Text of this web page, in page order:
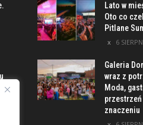
Lato w
Oto co
Pitlane
6
Galeria
wraz z
Moda,
znaczeniu